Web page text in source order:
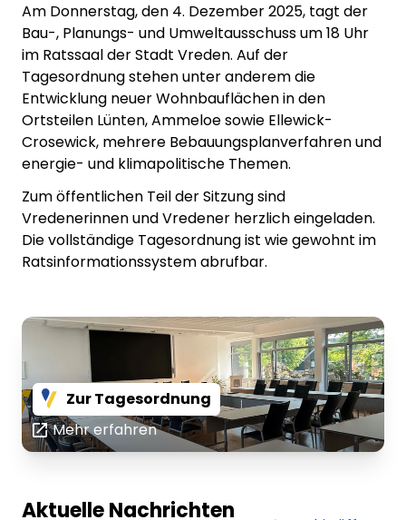
Am Donnerstag, den 4. Dezember 2025, tagt der
Bau-, Planungs- und Umweltausschuss um 18 Uhr
im Ratssaal der Stadt Vreden. Auf der
Tagesordnung stehen unter anderem die
Entwicklung neuer Wohnbauflächen in den
Ortsteilen Lünten, Ammeloe sowie Ellewick-
Crosewick, mehrere Bebauungsplanverfahren und
energie- und klimapolitische Themen.
Zum öffentlichen Teil der Sitzung sind
Vredenerinnen und Vredener herzlich eingeladen.
Die vollständige Tagesordnung ist wie gewohnt im
Ratsinformationssystem abrufbar.
Zur Tagesordnung
Mehr erfahren
Aktuelle Nachrichten
Lorem ipsum Lorem ipsum